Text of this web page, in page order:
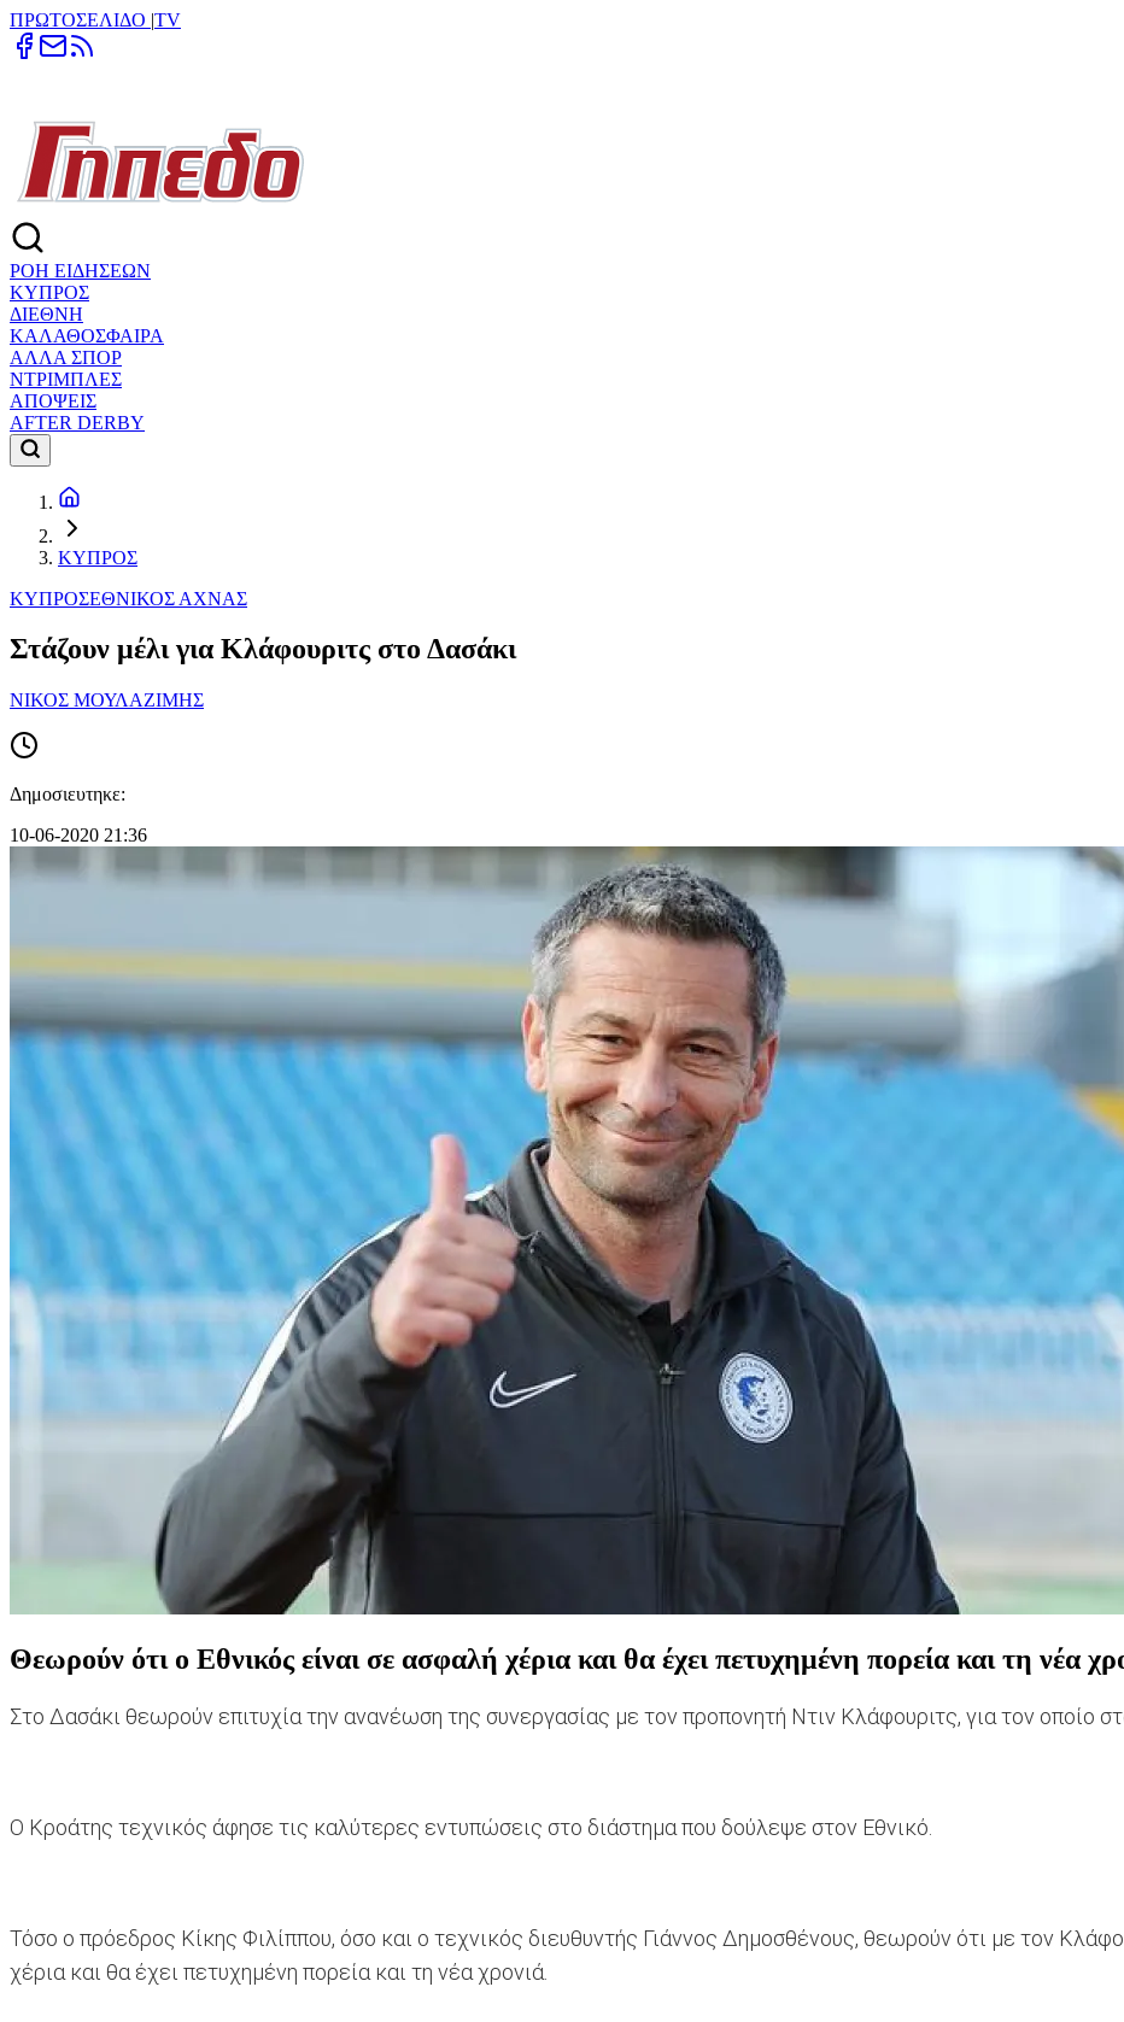
ΠΡΩΤΟΣΕΛΙΔΟ |TV
ΡΟΗ ΕΙΔΗΣΕΩΝ
ΚΥΠΡΟΣ
ΔΙΕΘΝΗ
ΚΑΛΑΘΟΣΦΑΙΡΑ
ΑΛΛΑ ΣΠΟΡ
ΝΤΡΙΜΠΛΕΣ
ΑΠΟΨΕΙΣ
AFTER DERBY
ΚΥΠΡΟΣ
ΚΥΠΡΟΣΕΘΝΙΚΟΣ ΑΧΝΑΣ
Στάζουν μέλι για Κλάφουριτς στο Δασάκι
ΝΙΚΟΣ ΜΟΥΛΑΖΙΜΗΣ
Δημοσιευτηκε:
10-06-2020 21:36
Θεωρούν ότι ο Εθνικός είναι σε ασφαλή χέρια και θα έχει πετυχημένη πορεία και τη νέα
Στο Δασάκι θεωρούν επιτυχία την ανανέωση της συνεργασίας με τον προπονητή Ντιν Κλάφουριτς, για τον οποίο
Ο Κροάτης τεχνικός άφησε τις καλύτερες εντυπώσεις στο διάστημα που δούλεψε στον Εθνικό.
Τόσο ο πρόεδρος Κίκης Φιλίππου, όσο και ο τεχνικός διευθυντής Γιάννος Δημοσθένους, θεωρούν ότι με τον
χέρια και θα έχει πετυχημένη πορεία και τη νέα χρονιά.